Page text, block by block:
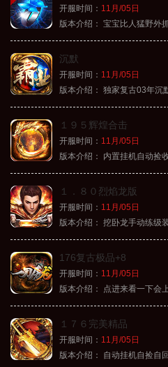
开服时间： 11月/05日
版本介绍： 宝宝比人猛野外
沉默
开服时间： 11月/05日
版本介绍： 独家复古03年沉
１９５辉煌合击
开服时间： 11月/05日
版本介绍：
内置挂机自动捡
１．８０烈焰龙版
开服时间： 11月/05日
版本介绍： 挖卧龙手动练级装
176复古极品+8
开服时间： 11月/05日
版本介绍：
点进来看一下会
１７６完美精品
开服时间： 11月/05日
版本介绍：
自动挂机自捡自